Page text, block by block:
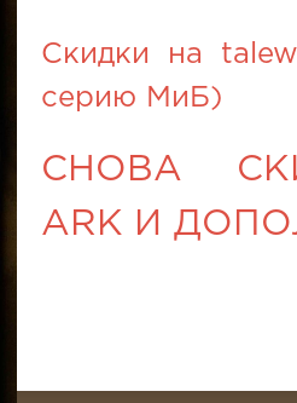
Скидки на
серию МиБ)
СНОВА
ARK И